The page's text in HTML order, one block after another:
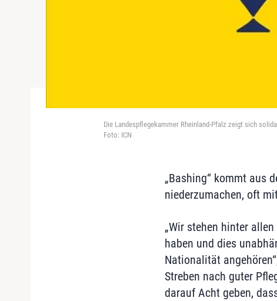
Die Landespflegekammer Rheinland-Pfalz zeigt sich
Foto: ICN
„Bashing“ kommt aus
niederzumachen, oft
„Wir stehen hinter
haben und dies
Nationalität
Streben nach guter
darauf Acht geben,